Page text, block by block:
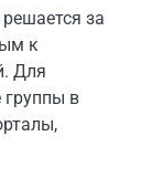
за
к
Для
группы в